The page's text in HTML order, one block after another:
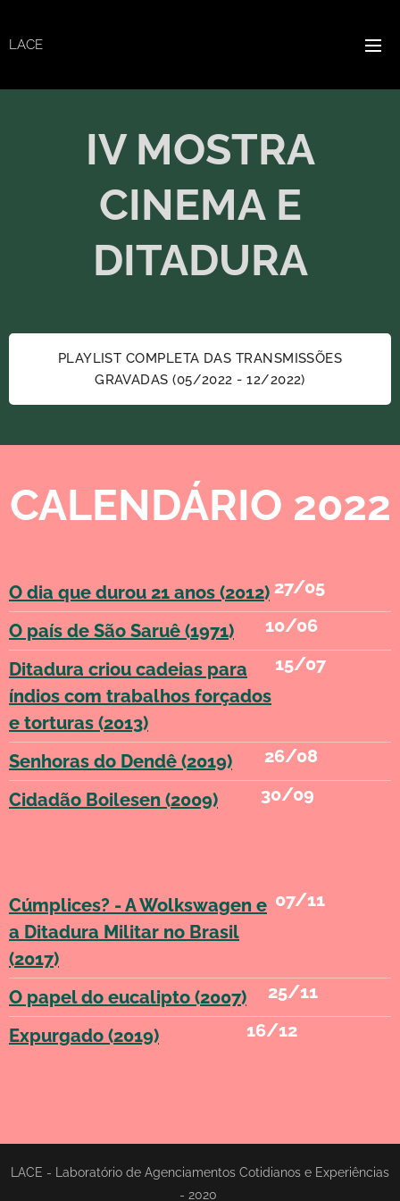
LACE
IV MOSTRA
CINEMA E
DITADURA
PLAYLIST COMPLETA DAS TRANSMISSÕES
GRAVADAS (05/2022 - 12/2022)
CALENDÁRIO 2022
O dia que durou 21 anos (2012) 27/05
O país de São Saruê (1971) 10/06
Ditadura criou cadeias para
índios com trabalhos forçados
e torturas (2013)
15/07
Senhoras do Dendê (2019) 26/08
Cidadão Boilesen (2009) 30/09
Cúmplices? - A Wolkswagen e
a Ditadura Militar no Brasil
(2017)
07/11
O papel do eucalipto (2007) 25/11
Expurgado (2019) 16/12
LACE - Laboratório de Agenciamentos Cotidianos e Experiências
- 2020